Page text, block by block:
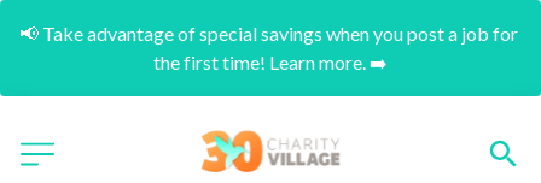
📢 Take advantage of special savings when you post a job for
the first time! Learn more. ➡️